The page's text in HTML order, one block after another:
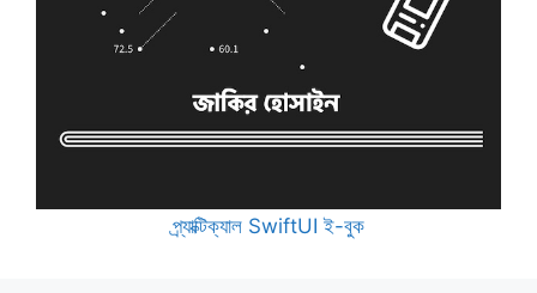
প্র্যাক্টিক্যাল SwiftUI ই-বুক